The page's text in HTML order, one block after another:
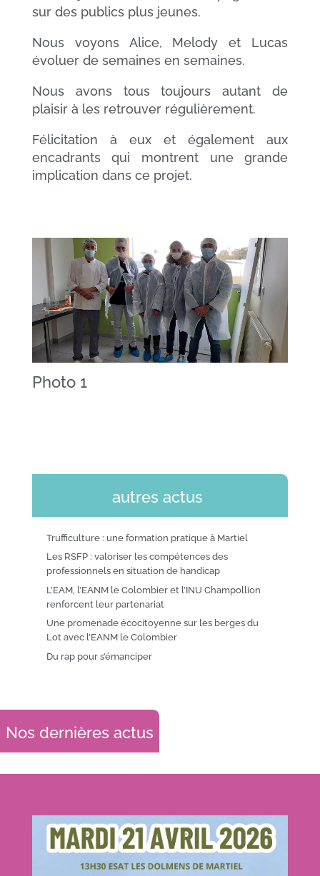
sur des publics plus jeunes.
Nous voyons Alice, Melody et Lucas
évoluer de semaines en semaines.
Nous avons tous toujours autant de
plaisir à les retrouver régulièrement.
Félicitation à eux et également aux
encadrants qui montrent une grande
implication dans ce projet.
Photo 1
autres actus
Trufficulture : une formation pratique à Martiel
Les RSFP : valoriser les compétences des
professionnels en situation de handicap
L’EAM, l’EANM le Colombier et l’INU Champollion
renforcent leur partenariat
Une promenade écocitoyenne sur les berges du
Lot avec l’EANM le Colombier
Du rap pour s’émanciper
Nos dernières actus